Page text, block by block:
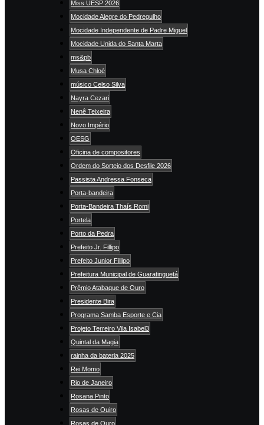
Miss UESP 2026
Mocidade Alegre do Pedregulho
Mocidade Independente de Padre Miguel
Mocidade Unida do Santa Marta
ms&pb
Musa Chloé
músico Celso Silva
Nayra Cezari
Nenê Teixeira
Novo Império
OESG
Oficina de compositores
Ordem do Sorteio dos Desfile 2026
Passista Andressa Fonseca
Porta-bandeira
Porta-Bandeira Thaís Romi
Portela
Porto da Pedra
Prefeito Jr. Fillipo
Prefeito Junior Fillipo
Prefeitura Municipal de Guaratinguetá
Prêmio Atabaque de Ouro
Presidente Bira
Programa Samba Esporte e Cia
Projeto Terreiro Vila Isabel3
Quintal da Magia
rainha da bateria 2025
Rei Momo
Rio de Janeiro
Rosana Pinto
Rosas de Ouiro
Rosas de Ouro